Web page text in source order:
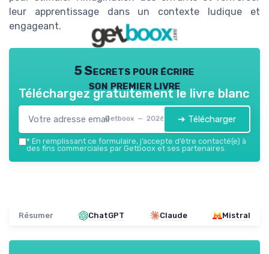
leur apprentissage dans un contexte ludique et
engageant.
5 Secrets pour écrire
son premier livre
Getboox — 2026
Téléchargez gratuitement le livre blanc
➔ Télécharger
* En remplissant ce formulaire, j’accepte d’être contacté(e) à
des fins commerciales par Getboox et ses partenaires.
Résumer ChatGPT Claude Mistral